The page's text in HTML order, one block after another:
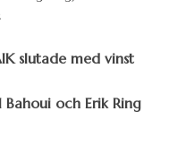
slutade med vinst
och Erik Ring